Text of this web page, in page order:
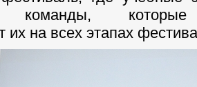
команды, которые
их на всех этапах